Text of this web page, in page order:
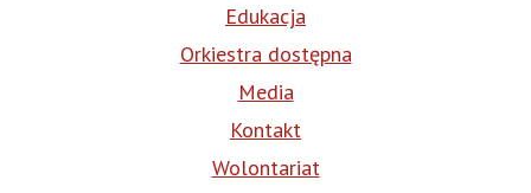
Edukacja
Orkiestra dostępna
Media
Kontakt
Wolontariat